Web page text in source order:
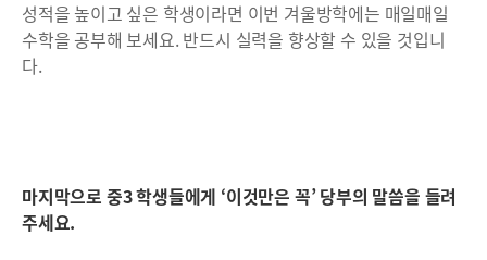
성적을 높이고 싶은 학생이라면 이번 겨울방학에는 매일매일
수학을 공부해 보세요. 반드시 실력을 향상할 수 있을 것입니
다.
마지막으로 중3 학생들에게 ‘이것만은 꼭’ 당부의 말씀을 들려
주세요.